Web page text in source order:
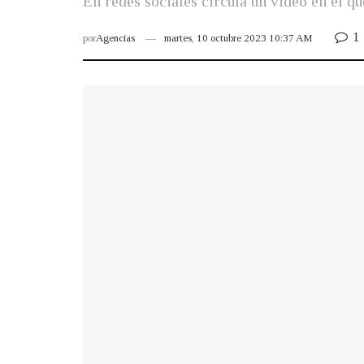
porAgencias martes, 10 octubre 2023 10:37 AM 1